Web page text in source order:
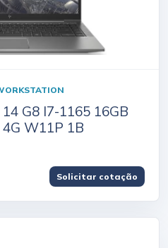
14 G8 I7-1165 16GB
W11P 1B
Solicitar cotação